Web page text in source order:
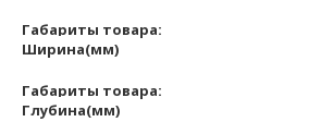
Габариты товара:
Ширина(мм)
Габариты товара:
Глубина(мм)